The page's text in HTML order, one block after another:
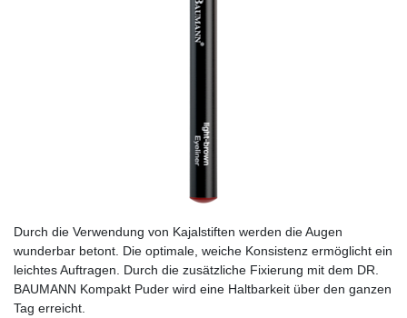
Durch die Verwendung von Kajalstiften werden die Augen
wunderbar betont. Die optimale, weiche Konsistenz ermöglicht ein
leichtes Auftragen. Durch die zusätzliche Fixierung mit dem DR.
BAUMANN Kompakt Puder wird eine Haltbarkeit über den ganzen
Tag erreicht.